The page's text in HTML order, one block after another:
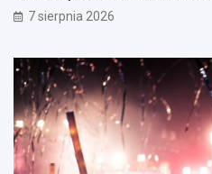
Z
r
u
7 sierpnia 2026